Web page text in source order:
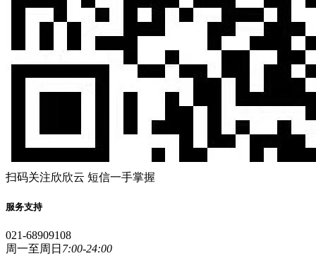
扫码关注欣欣云 短信一手掌握
服务支持
021-68909108
周一至周日 7:00-24:00